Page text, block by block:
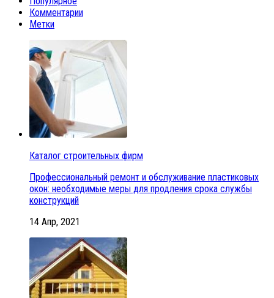
Комментарии
Метки
Каталог строительных фирм
Профессиональный ремонт и обслуживание пластиковых
окон: необходимые меры для продления срока службы
конструкций
14 Апр, 2021